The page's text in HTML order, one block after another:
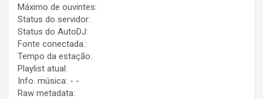
Máximo de ouvintes:
Status do servidor:
Status do AutoDJ:
Fonte conectada.:
Tempo da estação:
Playlist atual:
Info. música: - -
Raw metadata: